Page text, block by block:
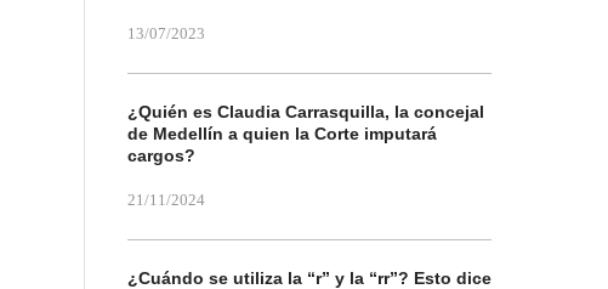
13/07/2023
¿Quién es Claudia Carrasquilla, la concejal
de Medellín a quien la Corte imputará
cargos?
21/11/2024
¿Cuándo se utiliza la “r” y la “rr”? Esto dice